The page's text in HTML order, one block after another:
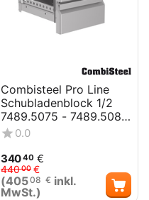
Combisteel Pro Line
Schubladenblock 1/2
7489.5075 - 7489.5080
- 7489.5082
0.0
34040 €
44000 €
(40508 € inkl.
MwSt.)